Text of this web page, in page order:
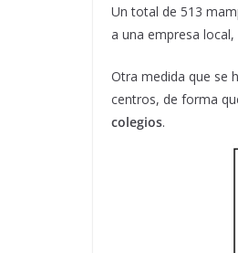
Un total de 513
a una empresa
Otra medida que se
centros, de forma
colegios.